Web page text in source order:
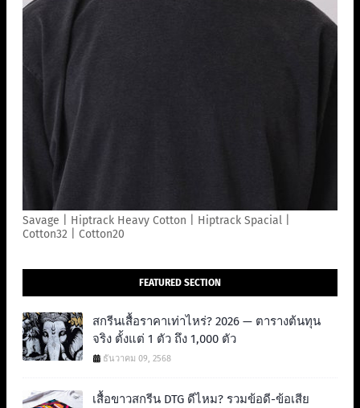
Savage | Hiptrack Heavy Cotton | Hiptrack Spacial |
Cotton32 | Cotton20
FEATURED SECTION
สกรีนเสื้อราคาเท่าไหร่? 2026 — ตารางต้นทุน
จริง ตั้งแต่ 1 ตัว ถึง 1,000 ตัว
ธันวาคม 09, 2568
เสื้อขาวสกรีน DTG ดีไหม? รวมข้อดี-ข้อเสีย